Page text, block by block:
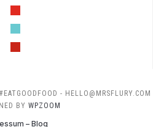
youtube
tiktok
pinterest
- HELLO@MRSFLURY.COM
BY WPZOOM
– Blog